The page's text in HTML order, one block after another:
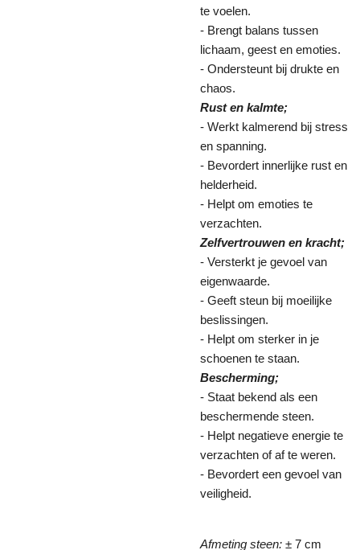
te voelen.
- Brengt balans tussen
lichaam, geest en emoties.
- Ondersteunt bij drukte en
chaos.
Rust en kalmte;
- Werkt kalmerend bij stress
en spanning.
- Bevordert innerlijke rust en
helderheid.
- Helpt om emoties te
verzachten.
Zelfvertrouwen en kracht;
- Versterkt je gevoel van
eigenwaarde.
- Geeft steun bij moeilijke
beslissingen.
- Helpt om sterker in je
schoenen te staan.
Bescherming;
- Staat bekend als een
beschermende steen.
- Helpt negatieve energie te
verzachten of af te weren.
- Bevordert een gevoel van
veiligheid.
Afmeting steen: ± 7 cm